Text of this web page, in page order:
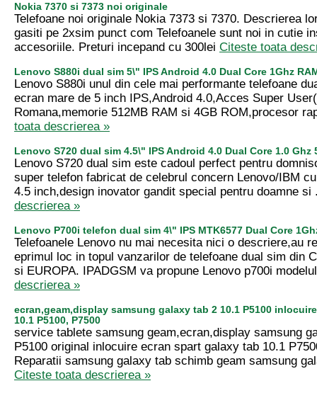
Nokia 7370 si 7373 noi originale
Telefoane noi originale Nokia 7373 si 7370. Descrierea
gasiti pe 2xsim punct com Telefoanele sunt noi in cutie
accesoriile. Preturi incepand cu 300lei Citeste toata
Lenovo S880i dual sim 5\" IPS Android 4.0 Dual Core 1Ghz
Lenovo S880i unul din cele mai performante telefoane
ecran mare de 5 inch IPS,Android 4.0,Acces Super
Romana,memorie 512MB RAM si 4GB ROM,procesor
toata descrierea »
Lenovo S720 dual sim 4.5\" IPS Android 4.0 Dual Core 1.0 Ghz
Lenovo S720 dual sim este cadoul perfect pentru
super telefon fabricat de celebrul concern Lenovo/IBM
4.5 inch,design inovator gandit special pentru doamne
descrierea »
Lenovo P700i telefon dual sim 4\" IPS MTK6577 Dual Core
Telefoanele Lenovo nu mai necesita nici o descriere,au
eprimul loc in topul vanzarilor de telefoane dual sim din
si EUROPA. IPADGSM va propune Lenovo p700i
descrierea »
ecran,geam,display samsung galaxy tab 2 10.1 P5100
10.1 P5100, P7500
service tablete samsung geam,ecran,display samsung
P5100 original inlocuire ecran spart galaxy tab 10.1
Reparatii samsung galaxy tab schimb geam samsung
Citeste toata descrierea »